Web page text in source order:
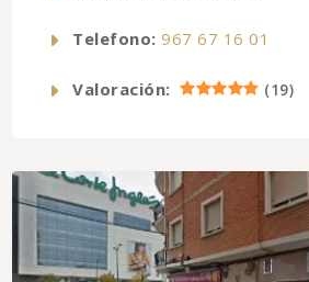
Telefono: 967 67 16 01
Valoración: (19)